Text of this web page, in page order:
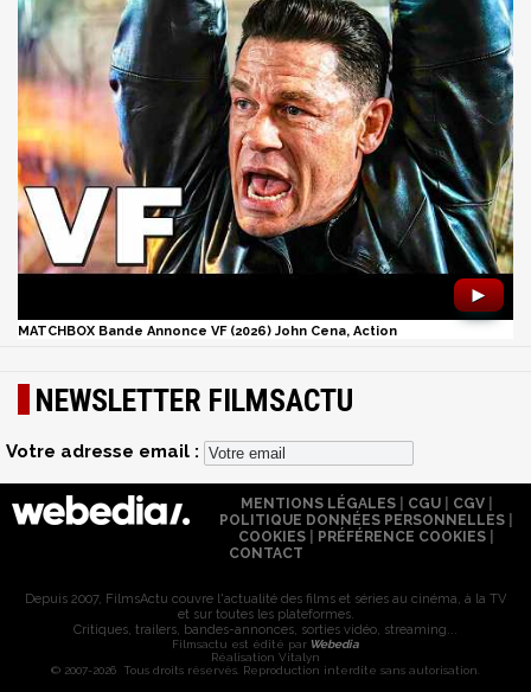
►
MATCHBOX Bande Annonce VF (2026) John Cena, Action
NEWSLETTER FILMSACTU
Votre adresse email :
MENTIONS LÉGALES| CGU| CGV|
POLITIQUE DONNÉES PERSONNELLES
COOKIES
PRÉFÉRENCE COOKIES
CONTACT
Depuis 2007, FilmsActu couvre l'actualité des films et séries au cinéma, à la TV
et sur toutes les plateformes.
Critiques, trailers, bandes-annonces, sorties vidéo, streaming...
Filmsactu est édité par Webedia
Réalisation Vitalyn
© 2007-2026 Tous droits réservés. Reproduction interdite sans autorisation.